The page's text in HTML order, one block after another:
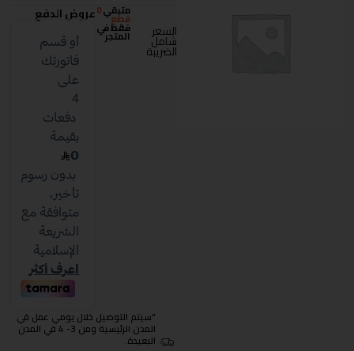
السعر
شامل
الضريبة
متبقي0
قطع
فقط في
المتجر
عروض الدفع
"سيتم التوصيل خلال يومي عمل في
المدن الرئيسية ومن 3- 4 في المدن
البعيدة.